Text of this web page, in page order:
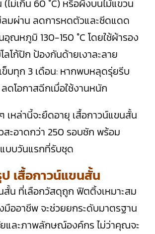
ไม่เกิน 60 °C) หรือผึ่งบนไม้แขวน
ลมผ่าน ลดการหดตัวและซีดแดด
อุณหภูมิ 130-150 °C โดยใช้ผ้ารอง
ลโก้ปัก ป้องกันด้ายเงาละลาย
ข็บทุก 3 เดือน: หากพบหลุดรุ่ยรีบ
ดโอกาสฉีกเมื่อใช้งานหนัก
เหล่านี้จะยืดอายุ เสื้อกาวน์แขนสั้น
สะอาดกว่า 250 รอบซัก พร้อม
บบวันแรกที่รับชุด
เสื้อกาวน์แขนสั้น
สั้น ที่เลือกวัสดุถูก ฟิตติ้งเหมาะสม
มืออาชีพ จะช่วยยกระดับมาตรฐาน
และภาพลักษณ์องค์กร ไม่ว่าคุณจะ